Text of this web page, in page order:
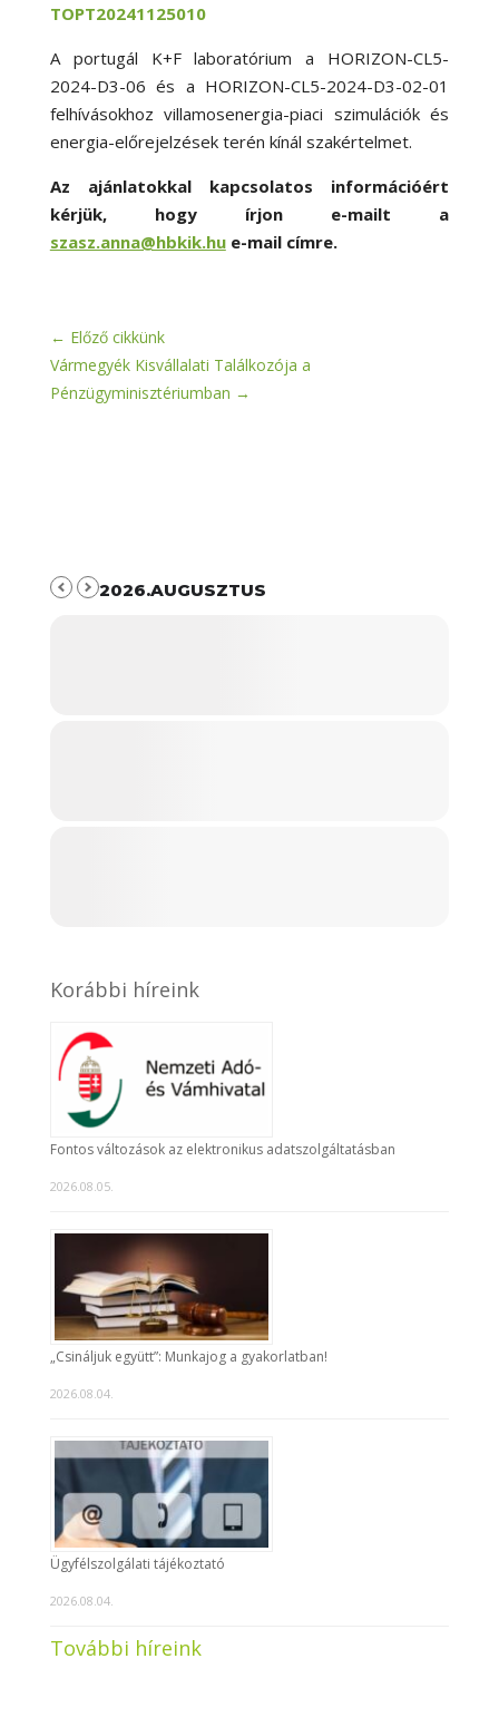
TOPT20241125010
A portugál K+F laboratórium a HORIZON-CL5-
2024-D3-06 és a HORIZON-CL5-2024-D3-02-01
felhívásokhoz villamosenergia-piaci szimulációk és
energia-előrejelzések terén kínál szakértelmet.
Az ajánlatokkal kapcsolatos információért
kérjük, hogy írjon e-mailt a
szasz.anna@hbkik.hue-mail címre.
← Előző cikkünk
Vármegyék Kisvállalati Találkozója a
Pénzügyminisztériumban →
2026.AUGUSZTUS
Korábbi híreink
Fontos változások az elektronikus adatszolgáltatásban
2026.08.05.
„Csináljuk együtt”: Munkajog a gyakorlatban!
2026.08.04.
Ügyfélszolgálati tájékoztató
2026.08.04.
További híreink